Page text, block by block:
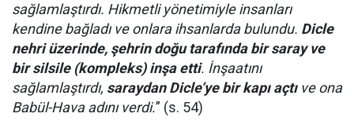
sağlamlaştırdı. Hikmetli yönetimiyle insanları
kendine bağladı ve onlara ihsanlarda bulundu. Dicle
nehri üzerinde, şehrin doğu tarafında bir saray ve
bir silsile (kompleks) inşa etti. İnşaatını
sağlamlaştırdı, saraydan Dicle’ye bir kapı açtıve ona
Babül-Hava adını verdi.” (s. 54)